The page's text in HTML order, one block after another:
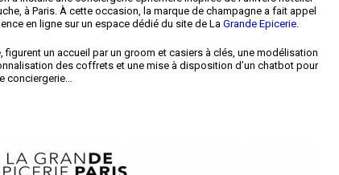
à Paris. À cette occasion, la marque de champagne a fait appel
en ligne sur un espace dédié du site de La Grande Epicerie.
figurent un accueil par un groom et casiers à clés, une modélisation
des coffrets et une mise à disposition d’un chatbot pour
conciergerie…